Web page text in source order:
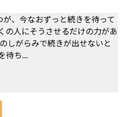
、今なおずっと続きを待って
の人にそうさせるだけの力があ
しがらみで続きが出せないと
待ち...